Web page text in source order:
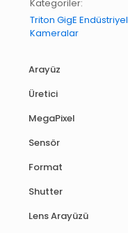
Kategoriler:
Triton GigE Endüstriyel
Kameralar
Arayüz
Üretici
MegaPixel
Sensör
Format
Shutter
Lens Arayüzü